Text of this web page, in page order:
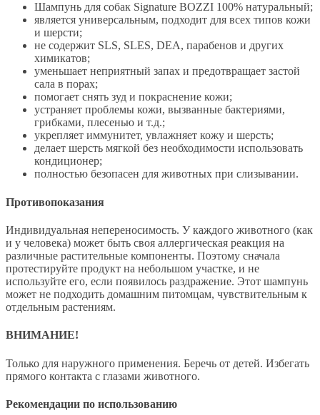
Шампунь для собак Signature BOZZI 100% натуральный;
является универсальным, подходит для всех типов кожи
и шерсти;
не содержит SLS, SLES, DEA, парабенов и других
химикатов;
уменьшает неприятный запах и предотвращает застой
сала в порах;
помогает снять зуд и покраснение кожи;
устраняет проблемы кожи, вызванные бактериями,
грибками, плесенью и т.д.;
укрепляет иммунитет, увлажняет кожу и шерсть;
делает шерсть мягкой без необходимости использовать
кондиционер;
полностью безопасен для животных при слизывании.
Противопоказания
Индивидуальная непереносимость. У каждого животного (как
и у человека) может быть своя аллергическая реакция на
различные растительные компоненты. Поэтому сначала
протестируйте продукт на небольшом участке, и не
используйте его, если появилось раздражение. Этот шампунь
может не подходить домашним питомцам, чувствительным к
отдельным растениям.
ВНИМАНИЕ!
Только для наружного применения. Беречь от детей. Избегать
прямого контакта с глазами животного.
Рекомендации по использованию